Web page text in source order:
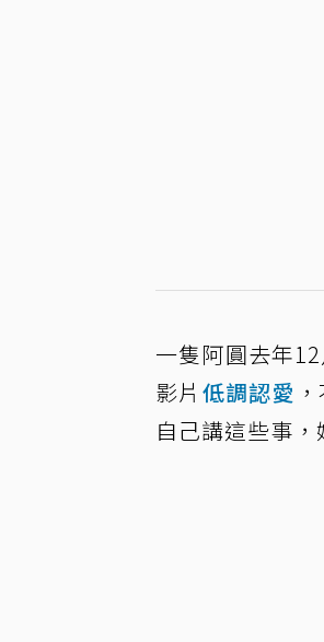
一隻阿圓去年
影片 低調認愛
自己講這些事